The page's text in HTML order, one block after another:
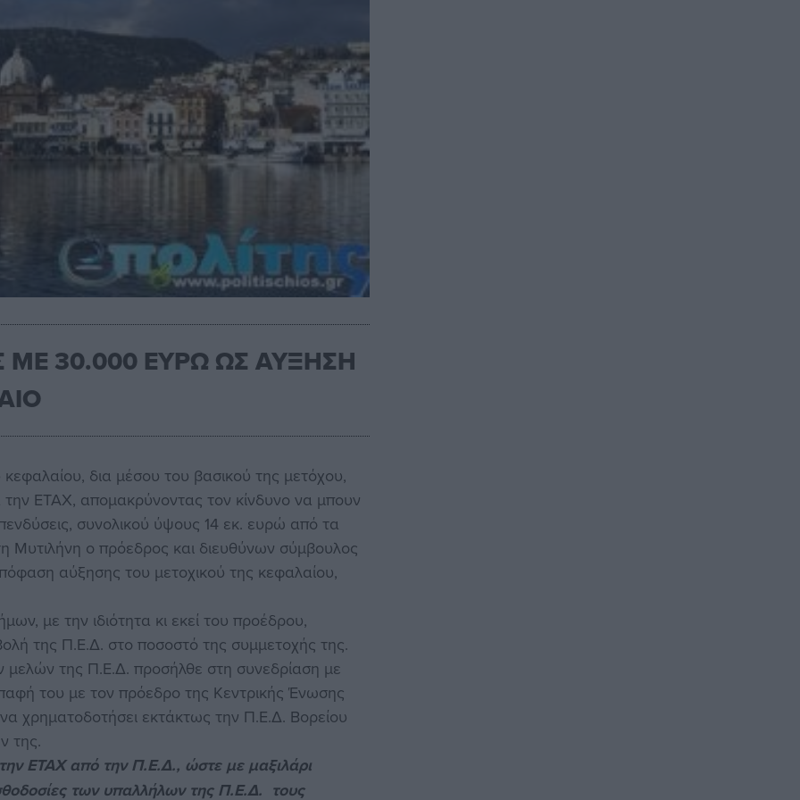
ΜΕ 30.000 ΕΥΡΩ ΩΣ ΑΥΞΗΣΗ
δια μέσου του βασικού της μετόχου,
ΕΤΑΧ, απομακρύνοντας τον κίνδυνο να μπουν
συνολικού ύψους 14 εκ. ευρώ από τα
Μυτιλήνη ο πρόεδρος και διευθύνων σύμβουλος
αύξησης του μετοχικού της κεφαλαίου,
με την ιδιότητα κι εκεί του προέδρου,
της Π.Ε.Δ. στο ποσοστό της συμμετοχής της.
μελών της Π.Ε.Δ. προσήλθε στη συνεδρίαση με
του με τον πρόεδρο της Κεντρικής Ένωσης
χρηματοδοτήσει εκτάκτως την Π.Ε.Δ. Βορείου
της.
ΕΤΑΧ από την Π.Ε.Δ., ώστε με μαξιλάρι
των υπαλλήλων της Π.Ε.Δ. τους